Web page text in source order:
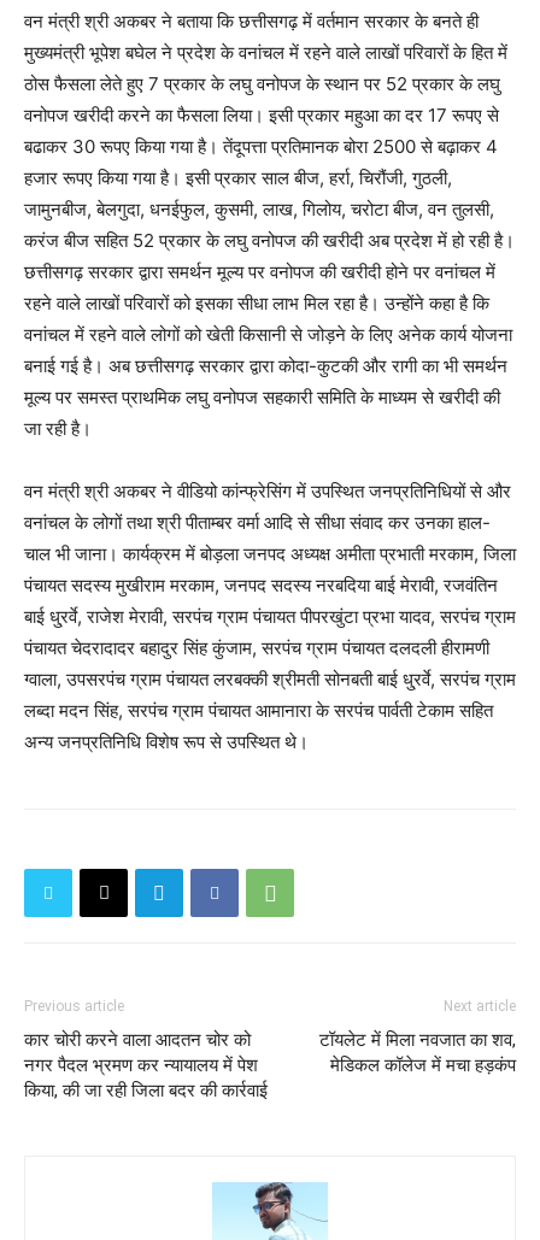
वन मंत्री श्री अकबर ने बताया कि छत्तीसगढ़ में वर्तमान सरकार के बनते ही
मुख्यमंत्री भूपेश बघेल ने प्रदेश के वनांचल में रहने वाले लाखों परिवारों के हित में
ठोस फैसला लेते हुए 7 प्रकार के लघु वनोपज के स्थान पर 52 प्रकार के लघु
वनोपज खरीदी करने का फैसला लिया। इसी प्रकार महुआ का दर 17 रूपए से
बढाकर 30 रूपए किया गया है। तेंदूपत्ता प्रतिमानक बोरा 2500 से बढ़ाकर 4
हजार रूपए किया गया है। इसी प्रकार साल बीज, हर्रा, चिरौंजी, गुठली,
जामुनबीज, बेलगुदा, धनईफुल, कुसमी, लाख, गिलोय, चरोटा बीज, वन तुलसी,
करंज बीज सहित 52 प्रकार के लघु वनोपज की खरीदी अब प्रदेश में हो रही है।
छत्तीसगढ़ सरकार द्वारा समर्थन मूल्य पर वनोपज की खरीदी होने पर वनांचल में
रहने वाले लाखों परिवारों को इसका सीधा लाभ मिल रहा है। उन्होंने कहा है कि
वनांचल में रहने वाले लोगों को खेती किसानी से जोड़ने के लिए अनेक कार्य योजना
बनाई गई है। अब छत्तीसगढ़ सरकार द्वारा कोदा-कुटकी और रागी का भी समर्थन
मूल्य पर समस्त प्राथमिक लघु वनोपज सहकारी समिति के माध्यम से खरीदी की
जा रही है।
वन मंत्री श्री अकबर ने वीडियो कांन्फ्रेसिंग में उपस्थित जनप्रतिनिधियों से और
वनांचल के लोगों तथा श्री पीताम्बर वर्मा आदि से सीधा संवाद कर उनका हाल-
चाल भी जाना। कार्यक्रम में बोड़ला जनपद अध्यक्ष अमीता प्रभाती मरकाम, जिला
पंचायत सदस्य मुखीराम मरकाम, जनपद सदस्य नरबदिया बाई मेरावी, रजवंतिन
बाई धु्रर्वे, राजेश मेरावी, सरपंच ग्राम पंचायत पीपरखुंटा प्रभा यादव, सरपंच ग्राम
पंचायत चेदरादादर बहादुर सिंह कुंजाम, सरपंच ग्राम पंचायत दलदली हीरामणी
ग्वाला, उपसरपंच ग्राम पंचायत लरबक्की श्रीमती सोनबती बाई धु्रर्वे, सरपंच ग्राम
लब्दा मदन सिंह, सरपंच ग्राम पंचायत आमानारा के सरपंच पार्वती टेकाम सहित
अन्य जनप्रतिनिधि विशेष रूप से उपस्थित थे।
Previous article
कार चोरी करने वाला आदतन चोर को
नगर पैदल भ्रमण कर न्यायालय में पेश
किया, की जा रही जिला बदर की कार्रवाई
Next article
टॉयलेट में मिला नवजात का शव,
मेडिकल कॉलेज में मचा हड़कंप